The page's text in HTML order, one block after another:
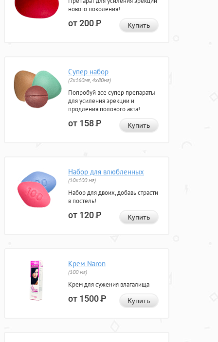
нового поколения!
от 200Р Купить
Супер набор
(2х160мг, 4х80мг)
Попробуй все супер препараты
для усиления эрекции и
продления полового акта!
от 158Р Купить
Набор для влюбленных
(10х100 мг)
Набор для двоих, добавь страсти
в постель!
от 120Р Купить
Крем Naron
(100 мг)
Крем для сужения влагалища
от 1500Р Купить